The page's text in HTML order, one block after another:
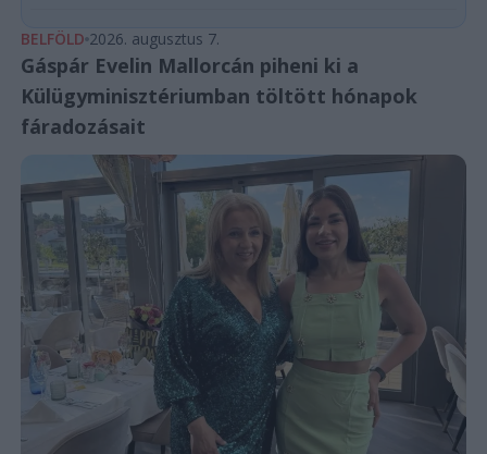
BELFÖLD 2026. augusztus 7.
Gáspár Evelin Mallorcán piheni ki a
Külügyminisztériumban töltött hónapok
fáradozásait